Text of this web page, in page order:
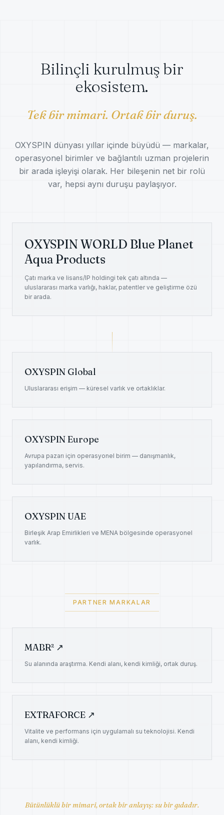
Bilinçli kurulmuş bir
ekosistem.
Tek bir mimari. Ortak bir duruş.
OXYSPIN dünyası yıllar içinde büyüdü — markalar,
operasyonel birimler ve bağlantılı uzman projelerin
bir arada işleyişi olarak. Her bileşenin net bir rolü
var, hepsi aynı duruşu paylaşıyor.
OXYSPIN WORLD Blue Planet
Aqua Products
Çatı marka ve lisans/IP holdingi tek çatı altında —
uluslararası marka varlığı, haklar, patentler ve geliştirme özü
bir arada.
OXYSPIN Global
Uluslararası erişim — küresel varlık ve ortaklıklar.
OXYSPIN Europe
Avrupa pazarı için operasyonel birim — danışmanlık,
yapılandırma, servis.
OXYSPIN UAE
Birleşik Arap Emirlikleri ve MENA bölgesinde operasyonel
varlık.
PARTNER MARKALAR
MABR² ↗
Su alanında araştırma. Kendi alanı, kendi kimliği, ortak duruş.
EXTRAFORCE ↗
Vitalite ve performans için uygulamalı su teknolojisi. Kendi
alanı, kendi kimliği.
Bütünlüklü bir mimari, ortak bir anlayış: su bir gıdadır.